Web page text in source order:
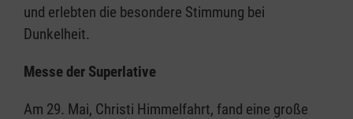
und erlebten die besondere Stimmung bei
Dunkelheit.
Messe der Superlative
Am 29. Mai, Christi Himmelfahrt, fand eine große